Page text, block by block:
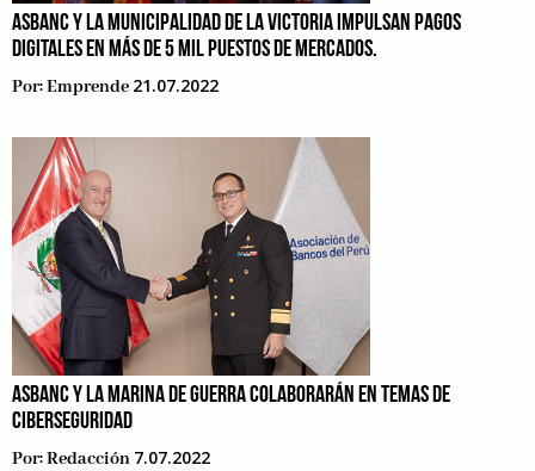
ASBANC Y LA MUNICIPALIDAD DE LA VICTORIA IMPULSAN PAGOS
DIGITALES EN MÁS DE 5 MIL PUESTOS DE MERCADOS.
Por:Emprende 21.07.2022
ASBANC Y LA MARINA DE GUERRA COLABORARÁN EN TEMAS DE
CIBERSEGURIDAD
Por:Redacción 7.07.2022